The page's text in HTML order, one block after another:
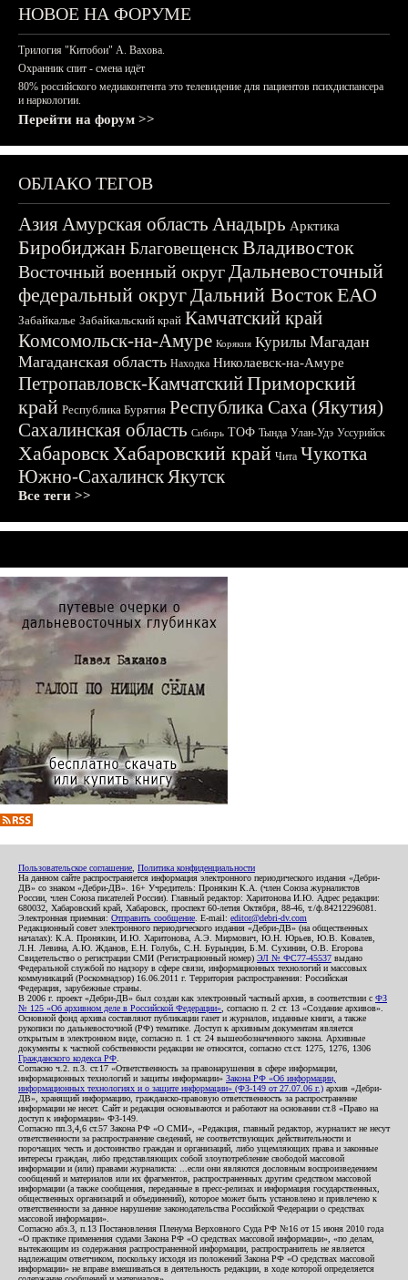
НОВОЕ НА ФОРУМЕ
Трилогия "Китобои" А. Вахова.
Охранник спит - смена идёт
80% российского медиаконтента это телевидение для пациентов психдиспансера
и наркологии.
Перейти на форум >>
ОБЛАКО ТЕГОВ
АзияАмурская область Анадырь Арктика
БиробиджанБлаговещенскВладивосток
Восточный военный округДальневосточный
федеральный округДальний ВостокЕАО
Забайкалье Забайкальский край Камчатский край
Комсомольск-на-Амуре Корякия Курилы Магадан
Магаданская область Находка Николаевск-на-Амуре
Петропавловск-КамчатскийПриморский
край Республика Бурятия Республика Саха (Якутия)
Сахалинская область Сибирь ТОФ Тында Улан-Удэ Уссурийск
ХабаровскХабаровский край Чита Чукотка
Южно-СахалинскЯкутск
Все теги >>
Пользовательское соглашение Политика конфиденциальности
На данном сайте распространяется информация электронного периодического издания «Дебри-
ДВ» со знаком «Дебри-ДВ». 16+ Учредитель: Пронякин К.А. (член Союза журналистов
России, член Союза писателей России). Главный редактор: Харитонова И.Ю. Адрес редакции:
680032, Хабаровский край, Хабаровск, проспект 60-летия Октября, 88-46, т./ф.84212296081.
Электронная приемная: Отправить сообщение . E-mail: editor@debri-dv.com
Редакционный совет электронного периодического издания «Дебри-ДВ» (на общественных
началах): К.А. Пронякин, И.Ю. Харитонова, А.Э. Мирмович, Ю.Н. Юрьев, Ю.В. Ковалев,
Л.Н. Левина, А.Ю. Жданов, Е.Н. Голубь, С.Н. Бурындин, Б.М. Сухинин, О.В. Егорова
Свидетельство о регистрации СМИ (Регистрационный номер) ЭЛ № ФС77-45537 выдано
Федеральной службой по надзору в сфере связи, информационных технологий и массовых
коммуникаций (Роскомнадзор) 16.06.2011 г. Территория распространения: Российская
Федерация, зарубежные страны.
В 2006 г. проект «Дебри-ДВ» был создан как электронный частный архив, в соответствии с ФЗ
№ 125 «Об архивном деле в Российской Федерации» , согласно п. 2 ст. 13 «Создание архивов».
Основной фонд архива составляют публикации газет и журналов, изданные книги, а также
рукописи по дальневосточной (РФ) тематике. Доступ к архивным документам является
открытым в электронном виде, согласно п. 1 ст. 24 вышеобозначенного закона. Архивные
документы к частной собственности редакции не относятся, согласно ст.ст. 1275, 1276, 1306
Гражданского кодекса РФ
Согласно ч.2. п.3. ст.17 «Ответственность за правонарушения в сфере информации,
информационных технологий и защиты информации» Закона РФ «Об информации,
информационных технологиях и о защите информации» (ФЗ-149 от 27.07.06 г.) архив «Дебри-
ДВ», хранящий информацию, гражданско-правовую ответственность за распространение
информации не несет. Сайт и редакция основываются и работают на основании ст.8 «Право на
доступ к информации» ФЗ-149.
Согласно пп.3,4,6 ст.57 Закона РФ «О СМИ», «Редакция, главный редактор, журналист не несут
ответственности за распространение сведений, не соответствующих действительности и
порочащих честь и достоинство граждан и организаций, либо ущемляющих права и законные
интересы граждан, либо представляющих собой злоупотребление свободой массовой
информации и (или) правами журналиста: ...если они являются дословным воспроизведением
сообщений и материалов или их фрагментов, распространенных другим средством массовой
информации (а также сообщения, переданные в пресс-релизах и информация государственных,
общественных организаций и объединений), которое может быть установлено и привлечено к
ответственности за данное нарушение законодательства Российской Федерации о средствах
массовой информации».
Согласно абз.3, п.13 Постановления Пленума Верховного Суда РФ №16 от 15 июня 2010 года
«О практике применения судами Закона РФ «О средствах массовой информации», «по делам,
вытекающим из содержания распространенной информации, распространитель не является
надлежащим ответчиком, поскольку исходя из положений Закона РФ «О средствах массовой
информации» не вправе вмешиваться в деятельность редакции, в ходе которой определяется